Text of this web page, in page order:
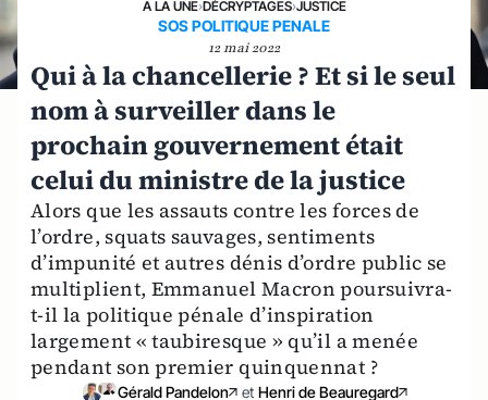
A LA UNE›DÉCRYPTAGES›JUSTICE
SOS POLITIQUE PENALE
12 mai 2022
Qui à la chancellerie ? Et si le seul
nom à surveiller dans le
prochain gouvernement était
celui du ministre de la justice
Alors que les assauts contre les forces de
l’ordre, squats sauvages, sentiments
d’impunité et autres dénis d’ordre public se
multiplient, Emmanuel Macron poursuivra-
t-il la politique pénale d’inspiration
largement « taubiresque » qu’il a menée
pendant son premier quinquennat ?
Gérald Pandelon et Henri de Beauregard